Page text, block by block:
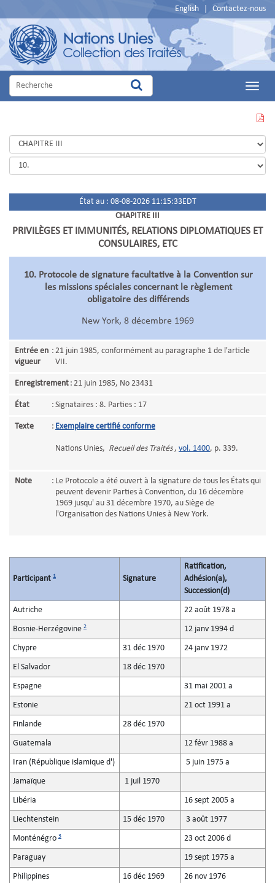
English Contactez-nous
Main
CETTE
PAGE
EN
PDF
État au : 08-08-2026 11:15:33EDT
CHAPITRE III
PRIVILÈGES ET IMMUNITÉS, RELATIONS DIPLOMATIQUES ET
CONSULAIRES, ETC
10. Protocole de signature facultative à la Convention sur
les missions spéciales concernant le règlement
obligatoire des différends
New York, 8 décembre 1969
Entrée en
vigueur
: 21 juin 1985, conformément au paragraphe 1 de l'article
VII.
Enregistrement : 21 juin 1985, No 23431
État : Signataires : 8. Parties : 17
Texte : Exemplaire certifié conforme
Nations Unies, Recueil des Traités, vol. 1400, p. 339.
Note : Le Protocole a été ouvert à la signature de tous les États qui
peuvent devenir Parties à Convention, du 16 décembre
1969 jusqu' au 31 décembre 1970, au Siège de
l'Organisation des Nations Unies à New York.
Participant 1 Signature
Ratification,
Adhésion(a),
Succession(d)
Autriche 22 août 1978 a
Bosnie-Herzégovine 2 12 janv 1994 d
Chypre 31 déc 1970 24 janv 1972
El Salvador 18 déc 1970
Espagne 31 mai 2001 a
Estonie 21 oct 1991 a
Finlande 28 déc 1970
Guatemala 12 févr 1988 a
Iran (République islamique d') 5 juin 1975 a
Jamaïque 1 juil 1970
Libéria 16 sept 2005 a
Liechtenstein 15 déc 1970 3 août 1977
Monténégro 3 23 oct 2006 d
Paraguay 19 sept 1975 a
Philippines 16 déc 1969 26 nov 1976